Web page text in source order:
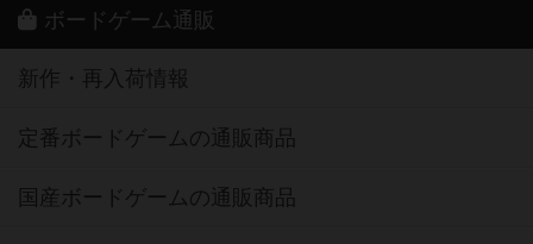
ボードゲーム通販
新作・再入荷情報
定番ボードゲームの通販商品
国産ボードゲームの通販商品